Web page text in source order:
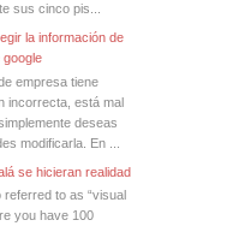
sus cinco pis...
la información de
google
empresa tiene
incorrecta, está mal
deseas
modificarla. En ...
se hicieran realidad
to as “visual
you have 100